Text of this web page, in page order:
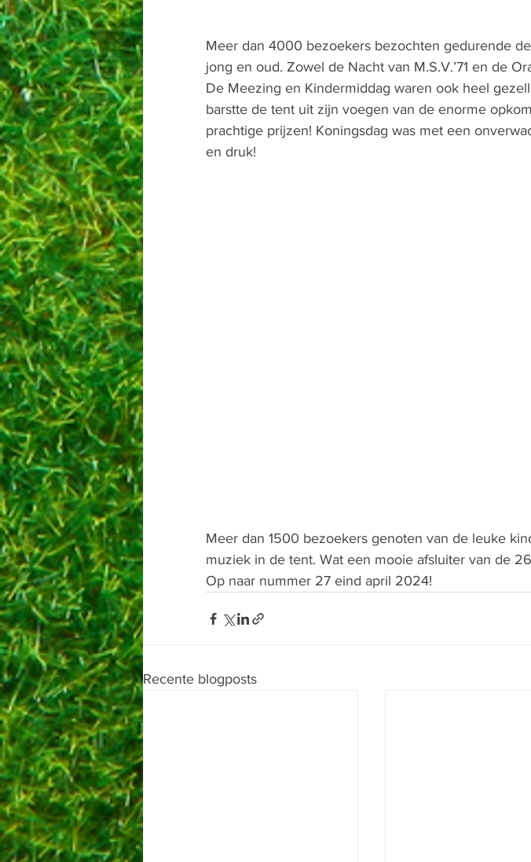
Meer dan 4000 bezoekers bezochten gedurende
jong en oud. Zowel de Nacht van M.S.V.’71 en de
De Meezing en Kindermiddag waren ook heel
barstte de tent uit zijn voegen van de enorme
prachtige prijzen! Koningsdag was met een
en druk!
Meer dan 1500 bezoekers genoten van de leuke
muziek in de tent. Wat een mooie afsluiter van de
Op naar nummer 27 eind april 2024!
Recente blogposts